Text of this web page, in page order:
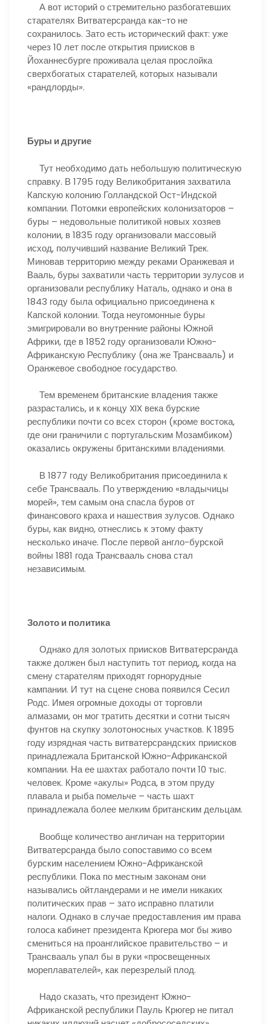
А вот историй о стремительно разбогатевших
старателях Витватерсранда как-то не
сохранилось. Зато есть исторический факт: уже
через 10 лет после открытия приисков в
Йоханнесбурге проживала целая прослойка
сверхбогатых старателей, которых называли
«рандлорды».
Буры и другие
Тут необходимо дать небольшую политическую
справку. В 1795 году Великобритания захватила
Капскую колонию Голландской Ост-Индской
компании. Потомки европейских колонизаторов –
буры – недовольные политикой новых хозяев
колонии, в 1835 году организовали массовый
исход, получивший название Великий Трек.
Миновав территорию между реками Оранжевая и
Вааль, буры захватили часть территории зулусов и
организовали республику Наталь, однако и она в
1843 году была официально присоединена к
Капской колонии. Тогда неугомонные буры
эмигрировали во внутренние районы Южной
Африки, где в 1852 году организовали Южно-
Африканскую Республику (она же Трансвааль) и
Оранжевое свободное государство.
Тем временем британские владения также
разрастались, и к концу XIX века бурские
республики почти со всех сторон (кроме востока,
где они граничили с португальским Мозамбиком)
оказались окружены британскими владениями.
В 1877 году Великобритания присоединила к
себе Трансвааль. По утверждению «владычицы
морей», тем самым она спасла буров от
финансового краха и нашествия зулусов. Однако
буры, как видно, отнеслись к этому факту
несколько иначе. После первой англо-бурской
войны 1881 года Трансвааль снова стал
независимым.
Золото и политика
Однако для золотых приисков Витватерсранда
также должен был наступить тот период, когда на
смену старателям приходят горнорудные
кампании. И тут на сцене снова появился Сесил
Родс. Имея огромные доходы от торговли
алмазами, он мог тратить десятки и сотни тысяч
фунтов на скупку золотоносных участков. К 1895
году изрядная часть витватерсрандских приисков
принадлежала Британской Южно-Африканской
компании. На ее шахтах работало почти 10 тыс.
человек. Кроме «акулы» Родса, в этом пруду
плавала и рыба помельче – часть шахт
принадлежала более мелким британским дельцам.
Вообще количество англичан на территории
Витватерсранда было сопоставимо со всем
бурским населением Южно-Африканской
республики. Пока по местным законам они
назывались ойтландерами и не имели никаких
политических прав – зато исправно платили
налоги. Однако в случае предоставления им права
голоса кабинет президента Крюгера мог бы живо
смениться на проанглийское правительство – и
Трансвааль упал бы в руки «просвещенных
мореплавателей», как перезрелый плод.
Надо сказать, что президент Южно-
Африканской республики Пауль Крюгер не питал